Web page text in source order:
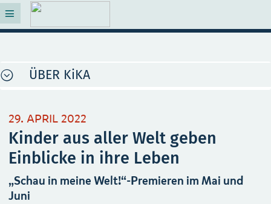
ÜBER KiKA
29. APRIL 2022
Kinder aus aller Welt geben
Einblicke in ihre Leben
„Schau in meine Welt!“-Premieren im Mai und
Juni